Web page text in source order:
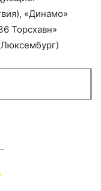
«Динамо»
Торсхавн»